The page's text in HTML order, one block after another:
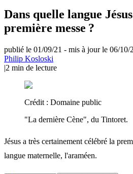
Dans quelle langue
première messe ?
publié le 01/09/21 - mis à jour le 06/10/
Philip Kosloski
|2 min de lecture
Crédit : Domaine public
"La dernière Cène", du Tintoret.
Jésus a très certainement célébré la
langue maternelle, l'araméen.